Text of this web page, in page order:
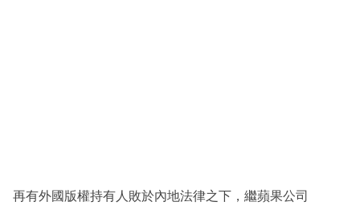
區
再有外國版權持有人敗於內地法律之下，繼蘋果公司